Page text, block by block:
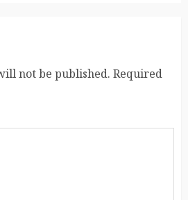
not be published. Required